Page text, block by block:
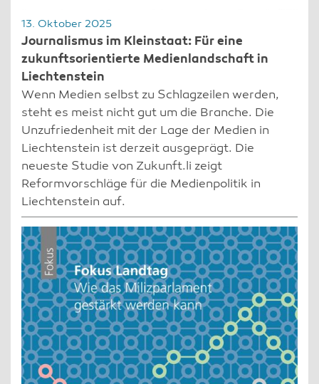
13. Oktober 2025
Journalismus im Kleinstaat: Für eine
zukunftsorientierte Medienlandschaft in
Liechtenstein
Wenn Medien selbst zu Schlagzeilen werden,
steht es meist nicht gut um die Branche. Die
Unzufriedenheit mit der Lage der Medien in
Liechtenstein ist derzeit ausgeprägt. Die
neueste Studie von Zukunft.li zeigt
Reformvorschläge für die Medienpolitik in
Liechtenstein auf.